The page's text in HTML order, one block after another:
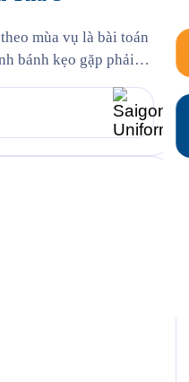
mùa vụ là bài toán
bánh kẹo gặp phải
Thu về, Hỷ Lâm
chuẩn bị một bộ đồng